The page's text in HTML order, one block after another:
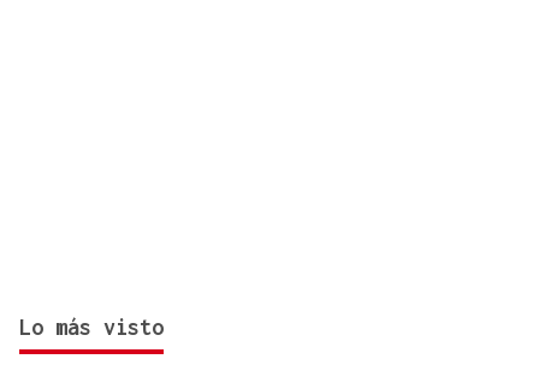
Lo más visto